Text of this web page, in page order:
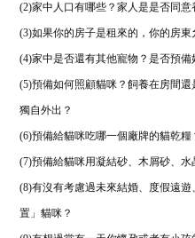
(2)家中人口有哪些？家人是是否同
(3)如果你的房子是租來的，你的房東
(4)家中是否還有其他寵物？是否預
(5)預備如何照顧貓咪？飼養在房間
獨自外出？
(6)預備給貓咪吃哪一個廠牌的貓乾糧
(7)預備給貓咪用凝結砂、木屑砂、水
(8)有沒有考慮過未來結婚、度假遠
置」貓咪？